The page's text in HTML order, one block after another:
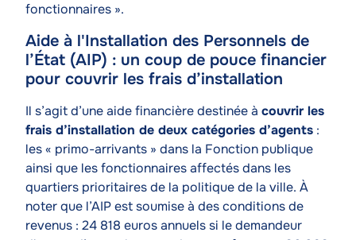
fonctionnaires ».
Aide à l'Installation des Personnels de
l’État (AIP) : un coup de pouce financier
pour couvrir les frais d’installation
Texte
Il s’agit d’une aide financière destinée à couvrir les
frais d’installation de deux catégories d’agents :
les « primo-arrivants » dans la Fonction publique
ainsi que les fonctionnaires affectés dans les
quartiers prioritaires de la politique de la ville. À
noter que l’AIP est soumise à des conditions de
revenus : 24 818 euros annuels si le demandeur